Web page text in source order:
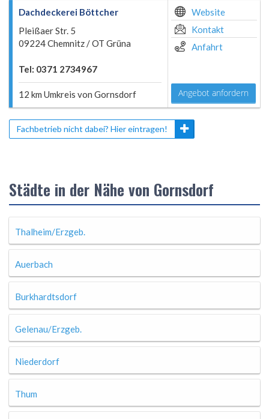
Dachdeckerei Böttcher
Pleißaer Str. 5
09224 Chemnitz / OT Grüna
Tel: 0371 2734967
12 km Umkreis von Gornsdorf
Website
Kontakt
Anfahrt
Angebot anfordern
Fachbetrieb nicht dabei? Hier eintragen!
Städte in der Nähe von Gornsdorf
Thalheim/Erzgeb.
Auerbach
Burkhardtsdorf
Gelenau/Erzgeb.
Niederdorf
Thum